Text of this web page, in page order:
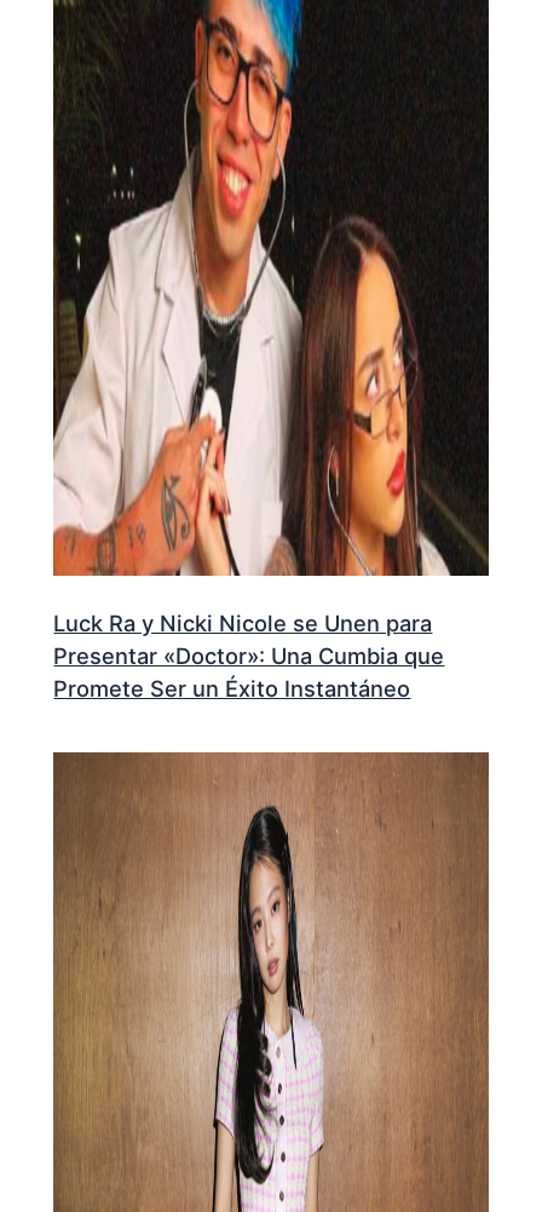
Luck Ra y Nicki Nicole se Unen para
Presentar «Doctor»: Una Cumbia que
Promete Ser un Éxito Instantáneo